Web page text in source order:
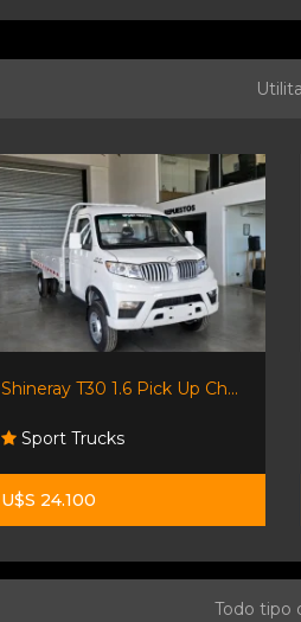
Shineray T30 1.6 Pick Up Ch...
Sport Trucks
U$S 24.100
Todo tipo